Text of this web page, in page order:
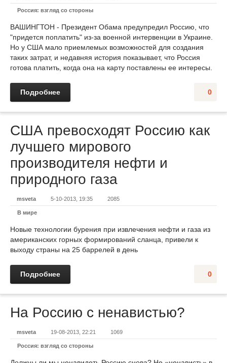
Россия: взгляд со стороны
ВАШИНГТОН - Президент Обама предупредил Россию, что
"придется поплатить" из-за военной интервенции в Украине.
Но у США мало приемлемых возможностей для создания
таких затрат, и недавняя история показывает, что Россия
готова платить, когда она на карту поставлены ее интересы.
0
Подробнее
США превосходят Россию как
лучшего мирового
производителя нефти и
природного газа
msveta 5-10-2013, 19:35 2085
В мире
Новые технологии бурения при извлечения нефти и газа из
американских горных формирований сланца, привели к
выходу страны на 25 баррелей в день
0
Подробнее
На Россию с ненавистью?
msveta 19-08-2013, 22:21 1069
Россия: взгляд со стороны